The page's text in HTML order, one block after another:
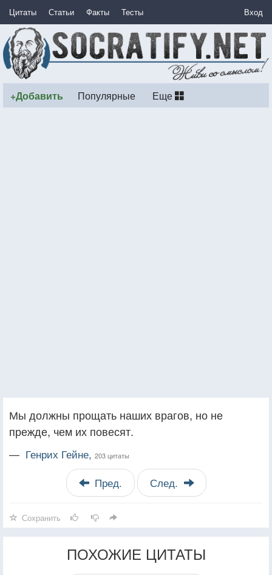
Цитаты Статьи Факты Тесты Вход
+Добавить Популярные Еще
Мы должны прощать наших врагов, но не
прежде, чем их повесят.
— Генрих Гейне, 203 цитаты
Пред. След.
Сохранить
ПОХОЖИЕ ЦИТАТЫ